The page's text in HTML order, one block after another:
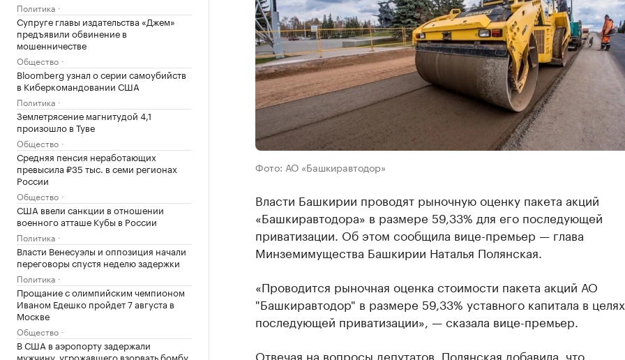
Политика
Супруге главы издательства «Джем»
предъявили обвинение в
мошенничестве
Общество
Bloomberg узнал о серии самоубийств
в Киберкомандовании США
Политика
Землетрясение магнитудой 4,1
произошло в Туве
Общество
Средняя пенсия неработающих
превысила ₽35 тыс. в семи регионах
России
Общество
США ввели санкции в отношении
военного атташе Кубы в России
Политика
Власти Венесуэлы и оппозиция начали
переговоры спустя неделю задержки
Политика
Прощание с олимпийским чемпионом
Иваном Едешко пройдет 7 августа в
Москве
Общество
В США в аэропорту задержали
мужчину, угрожавшего взорвать бомбу
Фото: АО «Башкиравтодор»
Власти Башкирии проводят рыночную оценку пакета акций
«Башкиравтодора» в размере 59,33% для его последующей
приватизации. Об этом сообщила вице-премьер — глава
Минземимущества Башкирии Наталья Полянская.
«Проводится рыночная оценка стоимости пакета акций АО
"Башкиравтодор" в размере 59,33% уставного капитала в целях
последующей приватизации», — сказала вице-премьер.
Отвечая на вопросы депутатов, Полянская добавила, что